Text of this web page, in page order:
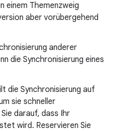
einem Themenzweig
aber vorübergehend
anderer
die Synchronisierung eines
die Synchronisierung auf
sie schneller
darauf, dass Ihr
wird. Reservieren Sie